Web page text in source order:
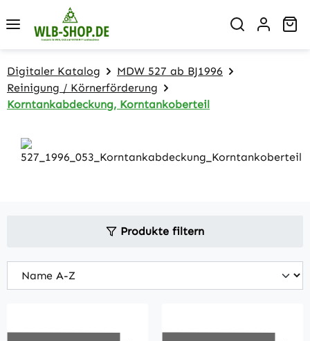
Zum Hauptinhalt springen
Digitaler Katalog
MDW 527 ab BJ1996
Reinigung / Körnerförderung
Korntankabdeckung, Korntankoberteil
Produkte filtern